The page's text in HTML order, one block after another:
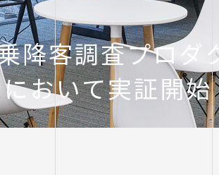
降客調査プロダ
おいて実証開始